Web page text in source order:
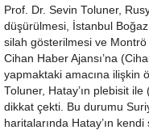
Prof. Dr. Sevin Toluner,
düşürülmesi, İstanbul
silah gösterilmesi ve
Cihan Haber Ajansı’na
yapmaktaki amacına ilişkin
Toluner, Hatay’ın plebisit ile
dikkat çekti. Bu durumu
haritalarında Hatay’ın